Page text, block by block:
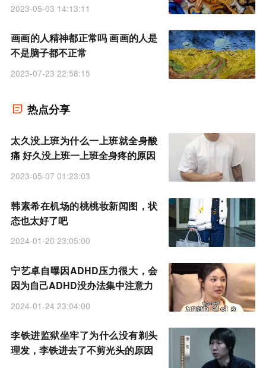
2023-05-03 14:13:11
画画的人精神都正常吗 画画的人是
不是脑子都不正常
2023-07-23 22:58:15
热点分享
太久没上班为什么一上班就全身酸
痛 好久没上班一上班全身疼的原因
2023-05-07 01:23:03
韩素希在机场的桃桃妆新闻图，状
态也太好了吧
2024-01-20 23:05:00
宁艺卓自曝因ADHD压力很大，会
因为自己ADHD没办法集中注意力
2024-01-24 23:04:00
李铁进监狱坐牢了为什么没有剃头
理发，李铁进去了不剪光头的原因